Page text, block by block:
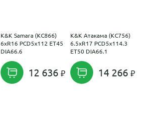
K&K Samara (КС866)
6xR16 PCD5x112 ET45
DIA66.6
12 636
K&K Атакама (КС756)
6.5xR17 PCD5x114.3
ET50 DIA66.1
14 266